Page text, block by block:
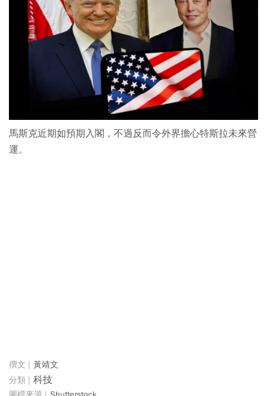
馬斯克近期如預期入閣，不過反而令外界擔心特斯拉未來營
運。
黃靖文
科技